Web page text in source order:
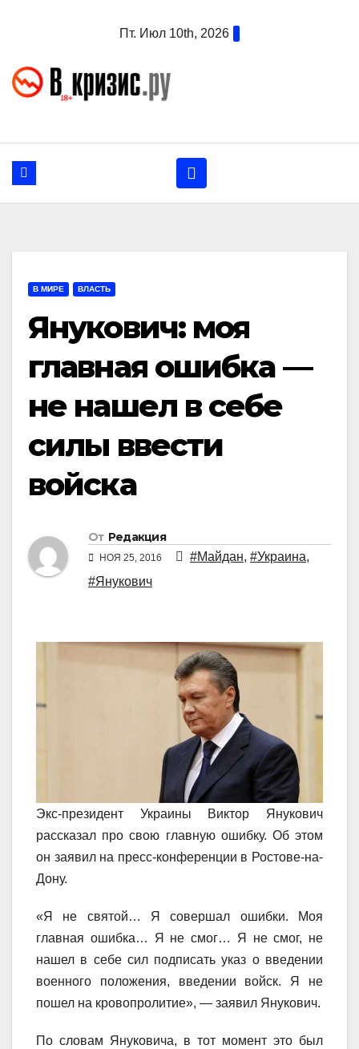
Пт. Июл 10th, 2026
В МИРЕ ВЛАСТЬ
Янукович: моя
главная ошибка —
не нашел в себе
силы ввести
войска
От Редакция
НОЯ 25, 2016 #Майдан, #Украина,
#Янукович
Экс-президент Украины Виктор Янукович
рассказал про свою главную ошибку. Об этом
он заявил на пресс-конференции в Ростове-на-
Дону.
«Я не святой… Я совершал ошибки. Моя
главная ошибка… Я не смог… Я не смог, не
нашел в себе сил подписать указ о введении
военного положения, введении войск. Я не
пошел на кровопролитие», — заявил Янукович.
По словам Януковича, в тот момент это был